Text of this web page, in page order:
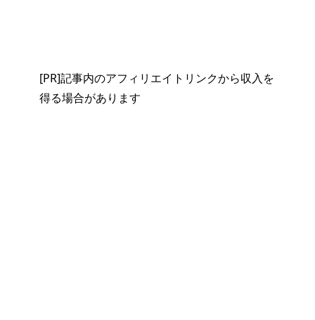
[PR]記事内のアフィリエイトリンクから収入を
得る場合があります